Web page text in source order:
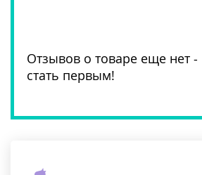
Отзывов о товаре еще нет
стать первым!